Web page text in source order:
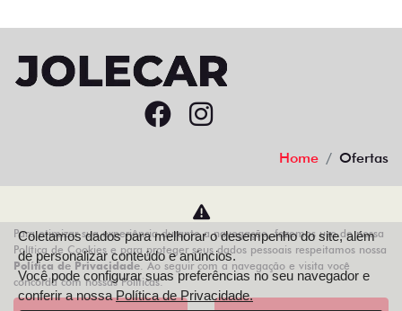
Home Ofertas
Desacelere. Seu bem maior é a vida.
AZZURRA VEICULOS LTDA
Para otimizar sua experiência durante a navegação, fazemos uso de nossa
Política de Cookies e para proteger seus dados pessoais respeitamos nossa
Política de Privacidade. Ao seguir com a navegação e visita você
concorda com nossas Políticas.
Coletamos dados para melhorar o desempenho do site, além
de personalizar conteúdo e anúncios.
Você pode configurar suas preferências no seu navegador e
conferir a nossaPolítica de Privacidade.